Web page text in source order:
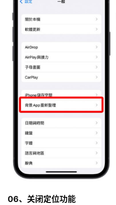
06、关闭定位功能